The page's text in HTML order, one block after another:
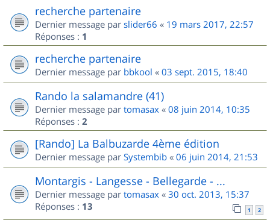
recherche partenaire
Dernier message par slider66 « 19 mars 2017, 22:57
Réponses : 1
recherche partenaire
Dernier message par bbkool « 03 sept. 2015, 18:40
Rando la salamandre (41)
Dernier message par tomasax « 08 juin 2014, 10:35
Réponses : 2
[Rando] La Balbuzarde 4ème édition
Dernier message par Systembib « 06 juin 2014, 21:53
Montargis - Langesse - Bellegarde - ...
Dernier message par tomasax « 30 oct. 2013, 15:37
Réponses : 13 1 2